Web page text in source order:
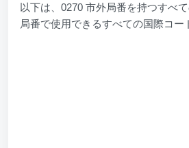
以下は、0270 市外局番を持つすべ
局番で使用できるすべての国際コー